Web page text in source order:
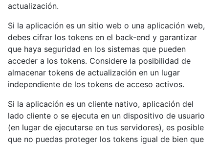
actualización.
Si la aplicación es un sitio web o una aplicación web,
debes cifrar los tokens en el back-end y garantizar
que haya seguridad en los sistemas que pueden
acceder a los tokens. Considere la posibilidad de
almacenar tokens de actualización en un lugar
independiente de los tokens de acceso activos.
Si la aplicación es un cliente nativo, aplicación del
lado cliente o se ejecuta en un dispositivo de usuario
(en lugar de ejecutarse en tus servidores), es posible
que no puedas proteger los tokens igual de bien que